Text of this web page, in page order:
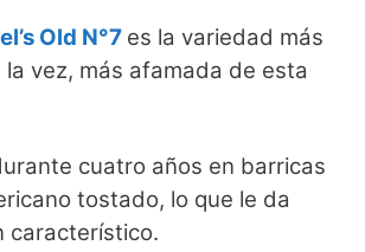
Old N°7 es la variedad más
la vez, más afamada de esta
cuatro años en barricas
tostado, lo que le da
característico.